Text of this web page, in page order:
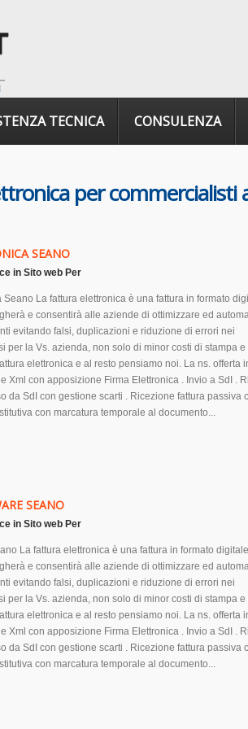
TECNICA CONSULENZA
per commercialisti
SEANO
in Sito web Per
La fattura elettronica è una fattura in formato
e consentirà alle aziende di ottimizzare ed
evitando falsi, duplicazioni e riduzione di errori nei
la Vs. azienda, non solo di minor costi di stampa e
elettronica e al resto pensiamo noi. La ns. offerta
Xml con apposizione Firma Elettronica . Invio a SdI .
da SdI con gestione scarti . Ricezione fattura passiva
con marcatura temporale al documento...
SEANO
in Sito web Per
La fattura elettronica è una fattura in formato
e consentirà alle aziende di ottimizzare ed
evitando falsi, duplicazioni e riduzione di errori nei
la Vs. azienda, non solo di minor costi di stampa e
elettronica e al resto pensiamo noi. La ns. offerta
Xml con apposizione Firma Elettronica . Invio a SdI .
da SdI con gestione scarti . Ricezione fattura passiva
con marcatura temporale al documento...